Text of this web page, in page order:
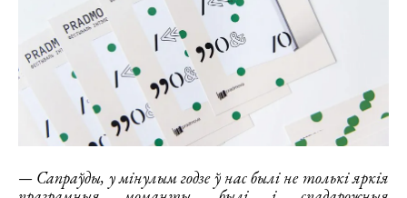
— Сапраўды, у мінулым годзе ў нас былі не толькі яркія